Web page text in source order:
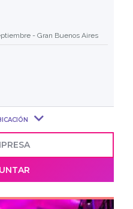
- Gran Buenos Aires